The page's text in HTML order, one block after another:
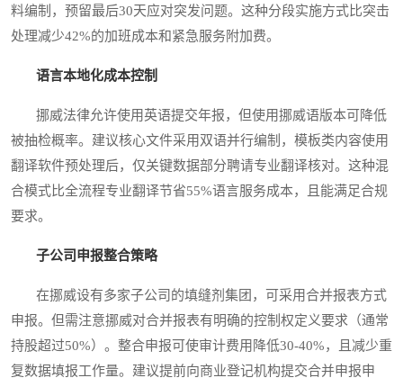
料编制，预留最后30天应对突发问题。这种分段实施方式比突击
处理减少42%的加班成本和紧急服务附加费。
语言本地化成本控制
挪威法律允许使用英语提交年报，但使用挪威语版本可降低
被抽检概率。建议核心文件采用双语并行编制，模板类内容使用
翻译软件预处理后，仅关键数据部分聘请专业翻译核对。这种混
合模式比全流程专业翻译节省55%语言服务成本，且能满足合规
要求。
子公司申报整合策略
在挪威设有多家子公司的填缝剂集团，可采用合并报表方式
申报。但需注意挪威对合并报表有明确的控制权定义要求（通常
持股超过50%）。整合申报可使审计费用降低30-40%，且减少重
复数据填报工作量。建议提前向商业登记机构提交合并申报申